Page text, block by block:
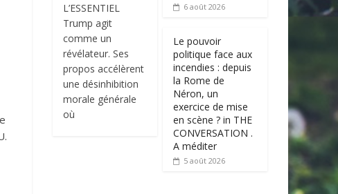
L’ESSENTIEL
Trump agit
comme un
révélateur. Ses
propos accélèrent
une désinhibition
morale générale
où
6 août 2026
Le pouvoir
politique face aux
incendies : depuis
la Rome de
Néron, un
exercice de mise
en scène ? in THE
CONVERSATION .
A méditer
5 août 2026